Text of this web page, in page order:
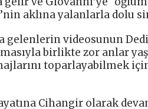
aklına yalanlarla dolu
gelenlerin videosunun
birlikte zor anlar
toparlayabilmek
Cihangir olarak